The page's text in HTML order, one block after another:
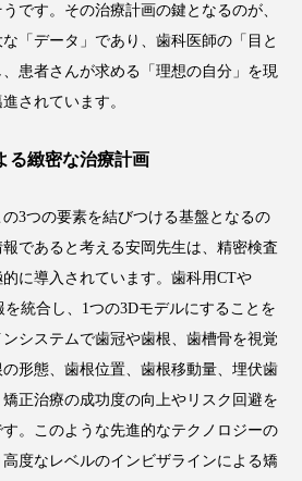
です。その治療計画の鍵となるのが、
「データ」であり、歯科医師の「目と
患者さんが求める「理想の自分」を現
されています。
る緻密な治療計画
の3つの要素を結びつける基盤となるの
であると考える安岡先生は、精密検査
に導入されています。歯科用CTや
統合し、1つの3Dモデルにすることを
システムで歯冠や歯根、歯槽骨を視覚
形態、歯根位置、歯根移動量、埋伏歯
正治療の成功度の向上やリスク回避を
。このような先進的なテクノロジーの
度なレベルのインビザラインによる矯